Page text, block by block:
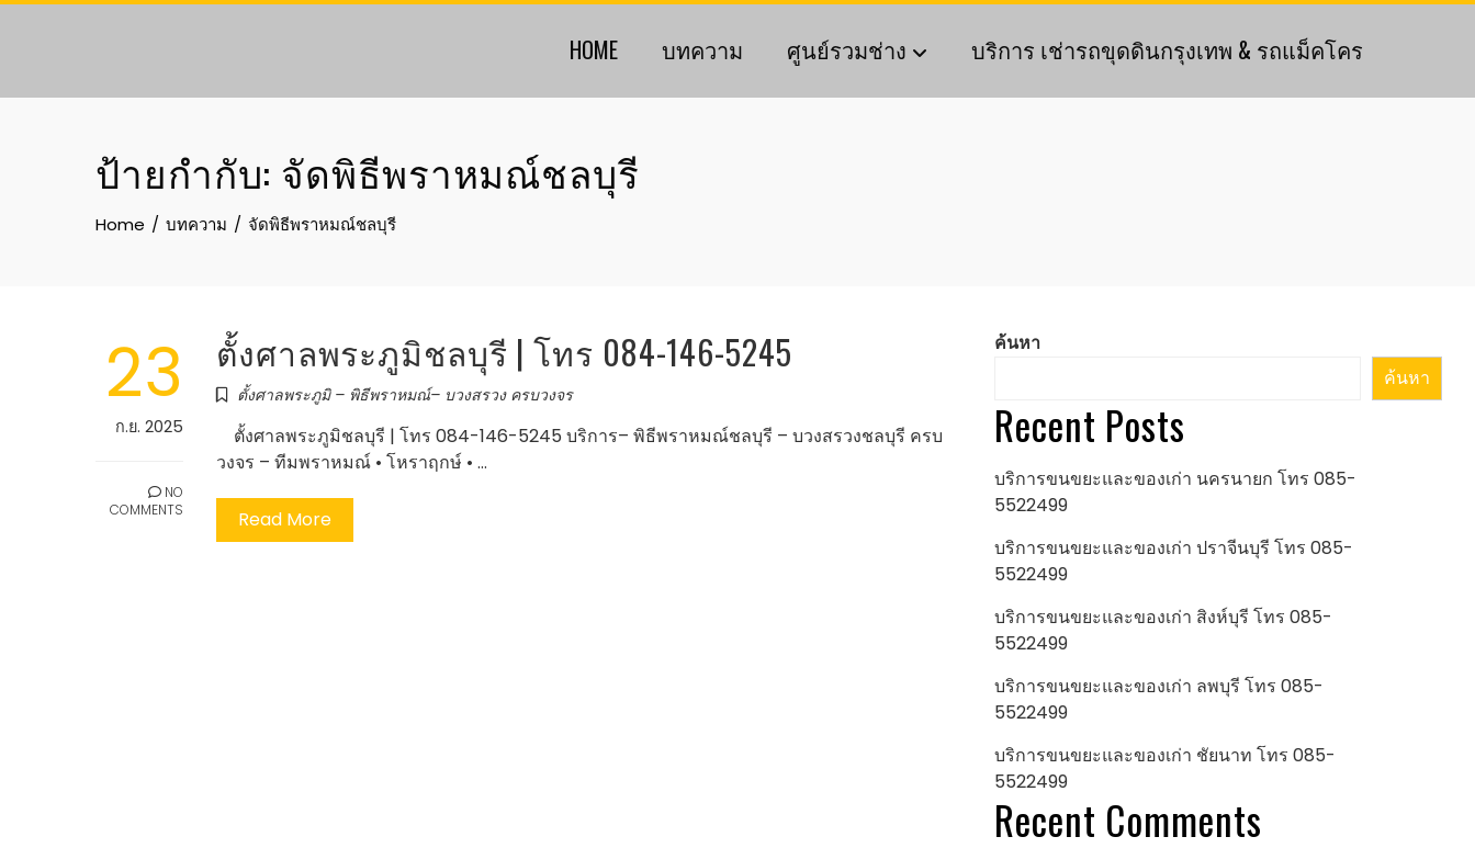
Skip
HOME บทความ ศูนย์รวมช่าง บริการ เช่ารถขุดดินกรุงเทพ & รถแม็คโคร
ป้ายกำกับ: จัดพิธีพราหมณ์ชลบุรี
Home บทความ จัดพิธีพราหมณ์ชลบุรี
23
ก.ย. 2025
NO
COMMENTS
ตั้งศาลพระภูมิชลบุรี | โทร 084-146-5245
ตั้งศาลพระภูมิ – พิธีพราหมณ์– บวงสรวง ครบวงจร
ตั้งศาลพระภูมิชลบุรี | โทร 084-146-5245 บริการ– พิธีพราหมณ์ชลบุรี – บวงสรวงชลบุรี ครบ
วงจร – ทีมพราหมณ์ • โหราฤกษ์ • …
Read More
ค้นหา
ค้นหา
Recent Posts
บริการขนขยะและของเก่า นครนายก โทร 085-
5522499
บริการขนขยะและของเก่า ปราจีนบุรี โทร 085-
5522499
บริการขนขยะและของเก่า สิงห์บุรี โทร 085-
5522499
บริการขนขยะและของเก่า ลพบุรี โทร 085-
5522499
บริการขนขยะและของเก่า ชัยนาท โทร 085-
5522499
Recent Comments